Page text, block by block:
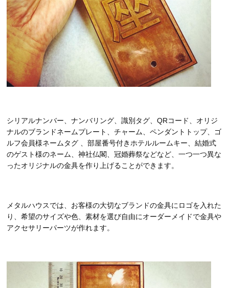
シリアルナンバー、ナンバリング、識別タグ、QRコード、オリジ
ナルのブランドネームプレート、チャーム、ペンダントトップ、ゴ
ルフ会員様ネームタグ 、部屋番号付きホテルルームキー、結婚式
のゲスト様のネーム、神社仏閣、冠婚葬祭などなど、一つ一つ異な
ったオリジナルの金具を作り上げることができます。
メタルハウスでは、お客様の大切なブランドの金具にロゴを入れた
り、希望のサイズや色、素材を選び自由にオーダーメイドで金具や
アクセサリーパーツが作れます。